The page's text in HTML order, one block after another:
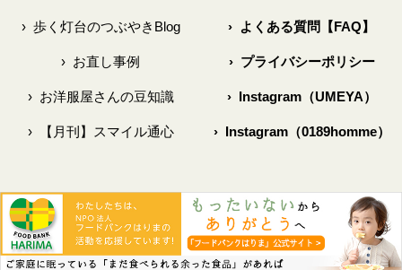
›歩く灯台のつぶやきBlog
› お直し事例
›お洋服屋さんの豆知識
›【月刊】スマイル通心
› よくある質問【FAQ】
›プライバシーポリシー
›Instagram（UMEYA）
›Instagram（0189homme）